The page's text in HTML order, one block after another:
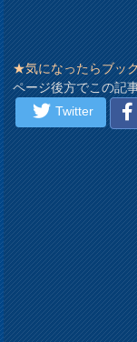
★気になったらブッ
ページ後方でこの記
Twitter